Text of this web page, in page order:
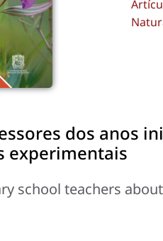
dos anos
experimentais
school teachers